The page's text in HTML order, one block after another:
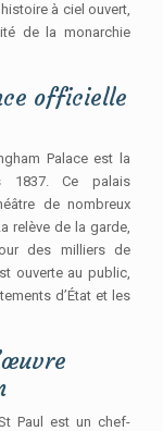
à ciel ouvert,
de la monarchie
officielle
Palace est la
1837. Ce palais
de nombreux
relève de la garde,
des milliers de
ouverte au public,
d’État et les
Paul est un chef-